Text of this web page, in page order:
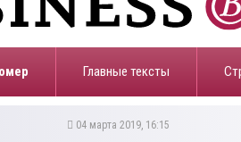
Главные тексты
04 марта 2019, 16:15